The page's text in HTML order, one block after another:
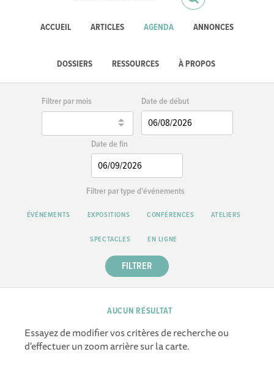
ACCUEIL ARTICLES AGENDA ANNONCES
DOSSIERS RESSOURCES À PROPOS
Filtrer par mois Date de début
Date de fin
Filtrer par type d'événements
ÉVÉNEMENTS EXPOSITIONS CONFÉRENCES ATELIERS
SPECTACLES EN LIGNE
FILTRER
AUCUN RÉSULTAT
Essayez de modifier vos critères de recherche ou
d'effectuer un zoom arrière sur la carte.